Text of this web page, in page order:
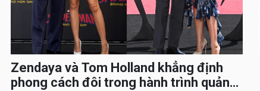
Zendaya và Tom Holland khẳng định
phong cách đôi trong hành trình quảng